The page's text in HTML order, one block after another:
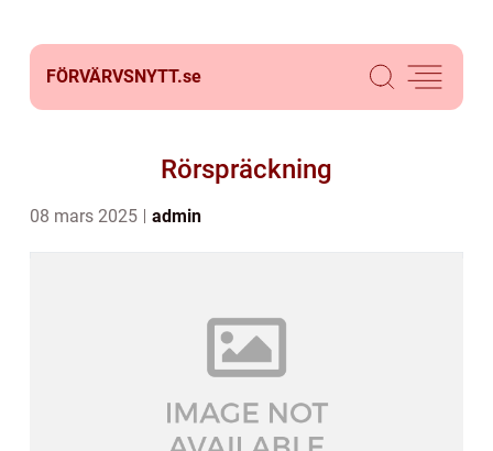
FÖRVÄRVSNYTT.se
Rörspräckning
08 mars 2025 admin